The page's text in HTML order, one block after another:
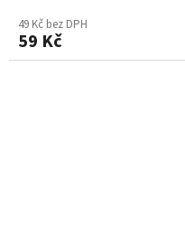
49 Kč bez DPH
59 Kč